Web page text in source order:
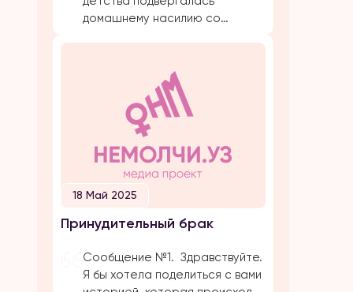
домашнему насилию со
Было очень много плохих
событий, когда меня сильно
избивал папа. Даже не знаю с
чего начать. Самое страшное
и обидное, они абсолютно все
свои действия прикрывают
религией. Мол, это для нашего
блага. Однако, этого блага
совершенно нет […]
18 Май 2025
Принудительный брак
Сообщение №1. Здравствуйте.
Я бы хотела поделиться с вами